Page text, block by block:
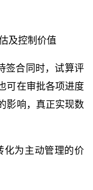
及控制价值
签合同时，试算评
可在审批各项进度
影响，真正实现数
化为主动管理的价